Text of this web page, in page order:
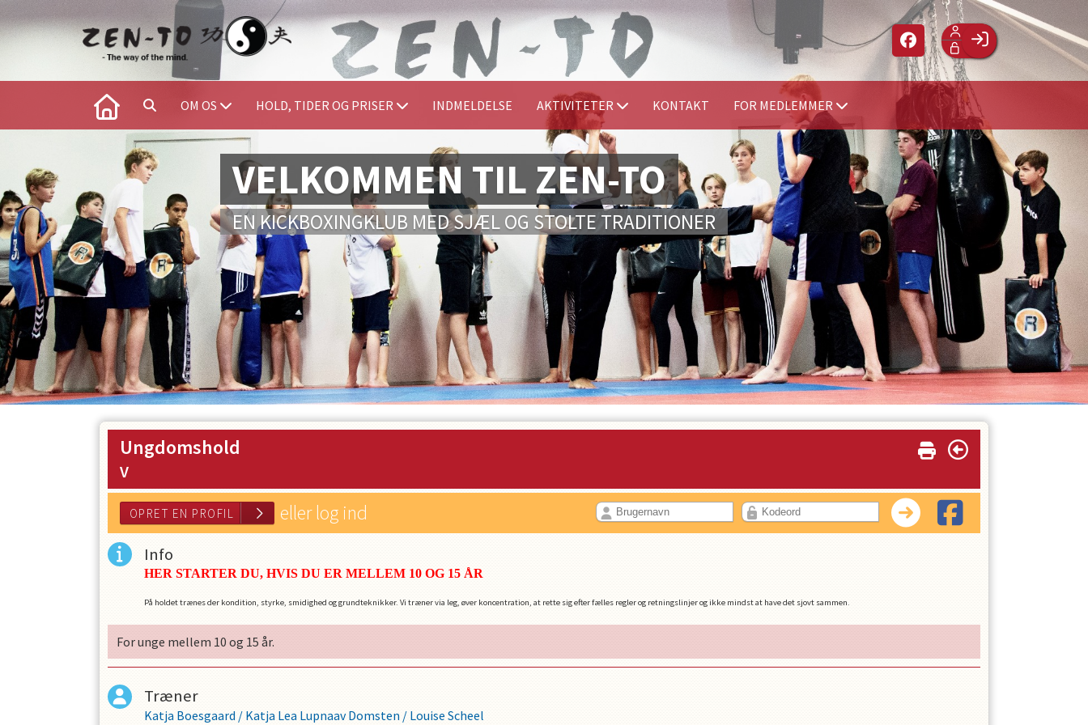
OM OS HOLD, TIDER OG PRISER INDMELDELSE AKTIVITETER KONTAKT FOR MEDLEMMER
Facebook login
Log ind
VELKOMMEN TIL ZEN-TO
EN KICKBOXINGKLUB MED SJÆL OG STOLTE TRADITIONER
Ungdomshold
V
eller log ind
Info
HER STARTER DU, HVIS DU ER MELLEM 10 OG 15 ÅR
På holdet trænes der kondition, styrke, smidighed og grundteknikker. Vi træner via leg, øver koncentration, at rette sig efter fælles regler og retningslinjer og ikke mindst at have det sjovt sammen.
For unge mellem 10 og 15 år.
Træner
Katja Boesgaard / Katja Lea Lupnaav Domsten / Louise Scheel